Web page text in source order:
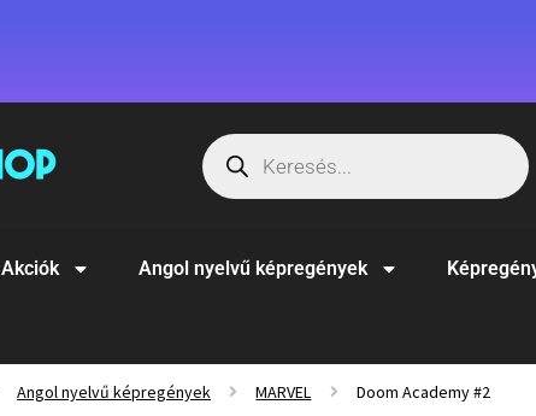
Akciók Angol nyelvű képregények
Angol nyelvű képregények MARVEL Doom Academy #2